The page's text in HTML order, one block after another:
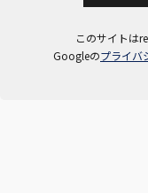
このサイトは
Googleのプライバ